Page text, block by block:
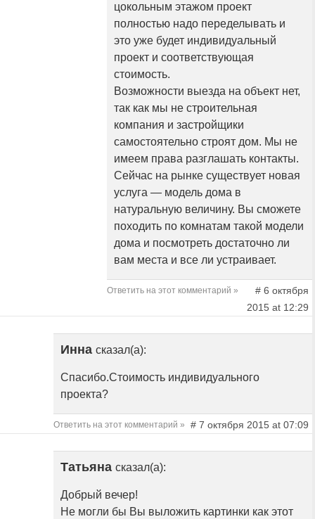
цокольным этажом проект
полностью надо переделывать и
это уже будет индивидуальный
проект и соответствующая
стоимость.
Возможности выезда на объект нет,
так как мы не строительная
компания и застройщики
самостоятельно строят дом. Мы не
имеем права разглашать контакты.
Сейчас на рынке существует новая
услуга — модель дома в
натуральную величину. Вы сможете
походить по комнатам такой модели
дома и посмотреть достаточно ли
вам места и все ли устраивает.
Ответить на этот комментарий »
# 6 октября
2015 at 12:29
Инна сказал(а):
Спасибо.Стоимость индивидуального
проекта?
Ответить на этот комментарий » # 7 октября 2015 at 07:09
Татьяна сказал(а):
Добрый вечер!
Не могли бы Вы выложить картинки как этот